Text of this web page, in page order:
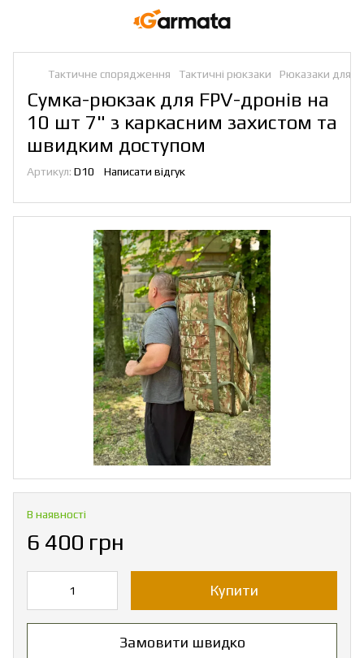
Тактичне спорядження Тактичні рюкзаки Рюказаки для
Сумка-рюкзак для FPV-дронів на
10 шт 7" з каркасним захистом та
швидким доступом
Артикул: D10 Написати відгук
В наявності
6 400 грн
Купити
Замовити швидко